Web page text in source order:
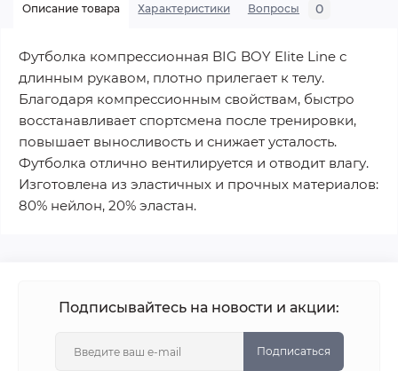
Описание товара Характеристики Вопросы 0
Футболка компрессионная BIG BOY Elite Line с
длинным рукавом, плотно прилегает к телу.
Благодаря компрессионным свойствам, быстро
восстанавливает спортсмена после тренировки,
повышает выносливость и снижает усталость.
Футболка отлично вентилируется и отводит влагу.
Изготовлена из эластичных и прочных материалов:
80% нейлон, 20% эластан.
Подписывайтесь на новости и акции:
Подписаться